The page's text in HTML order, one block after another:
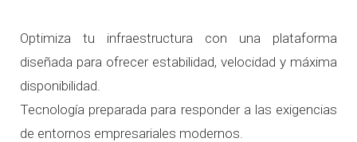
Optimiza tu infraestructura con una plataforma
diseñada para ofrecer estabilidad, velocidad y máxima
disponibilidad.
Tecnología preparada para responder a las exigencias
de entornos empresariales modernos.